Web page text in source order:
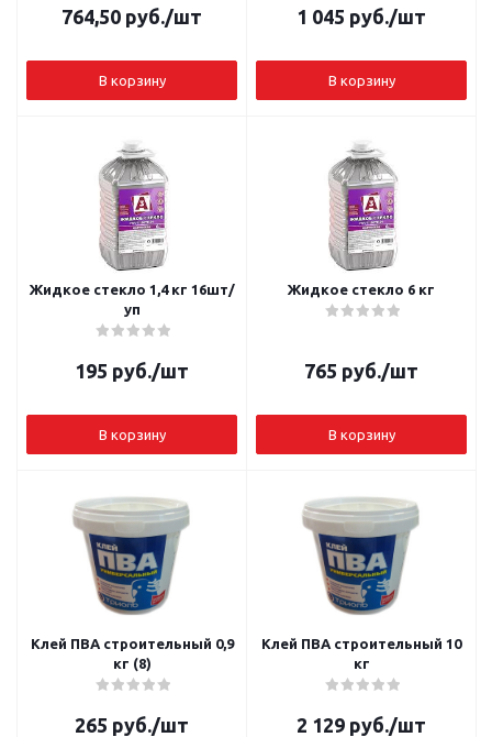
764,50 руб./шт
В корзину
1 045 руб./шт
В корзину
Жидкое стекло 1,4 кг 16шт/
уп
195 руб./шт
В корзину
Жидкое стекло 6 кг
765 руб./шт
В корзину
Клей ПВА строительный 0,9
кг (8)
265 руб./шт
Клей ПВА строительный 10
кг
2 129 руб./шт